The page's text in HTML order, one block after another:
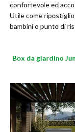
confortevole ed
Utile come
bambini o punto di
Box da giardino